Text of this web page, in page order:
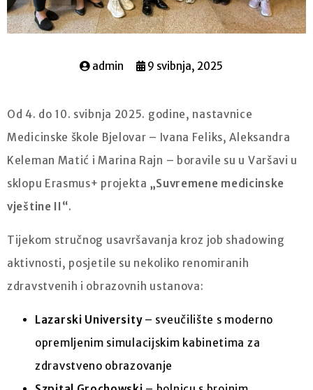
admin 9 svibnja, 2025
Od 4. do 10. svibnja 2025. godine, nastavnice
Medicinske škole Bjelovar – Ivana Feliks, Aleksandra
Keleman Matić i Marina Rajn – boravile su u Varšavi u
sklopu Erasmus+ projekta „Suvremene medicinske
vještine II“.
Tijekom stručnog usavršavanja kroz job shadowing
aktivnosti, posjetile su nekoliko renomiranih
zdravstvenih i obrazovnih ustanova:
Lazarski University– sveučilište s moderno
opremljenim simulacijskim kabinetima za
zdravstveno obrazovanje